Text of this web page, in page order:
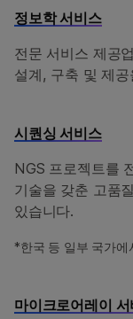
정보학 서비스
전문 서비스 제공
설계, 구축 및 제
시퀀싱 서비스
NGS 프로젝트를
기술을 갖춘 고품
있습니다.
*한국 등 일부 국가에
마이크로어레이